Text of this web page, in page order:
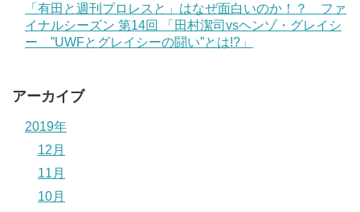
「有田と週刊プロレスと」はなぜ面白いのか！？ ファ
イナルシーズン 第14回 「田村潔司vsヘンゾ・グレイシ
ー ”UWFとグレイシーの闘い”とは!?」
アーカイブ
2019年
12月
11月
10月